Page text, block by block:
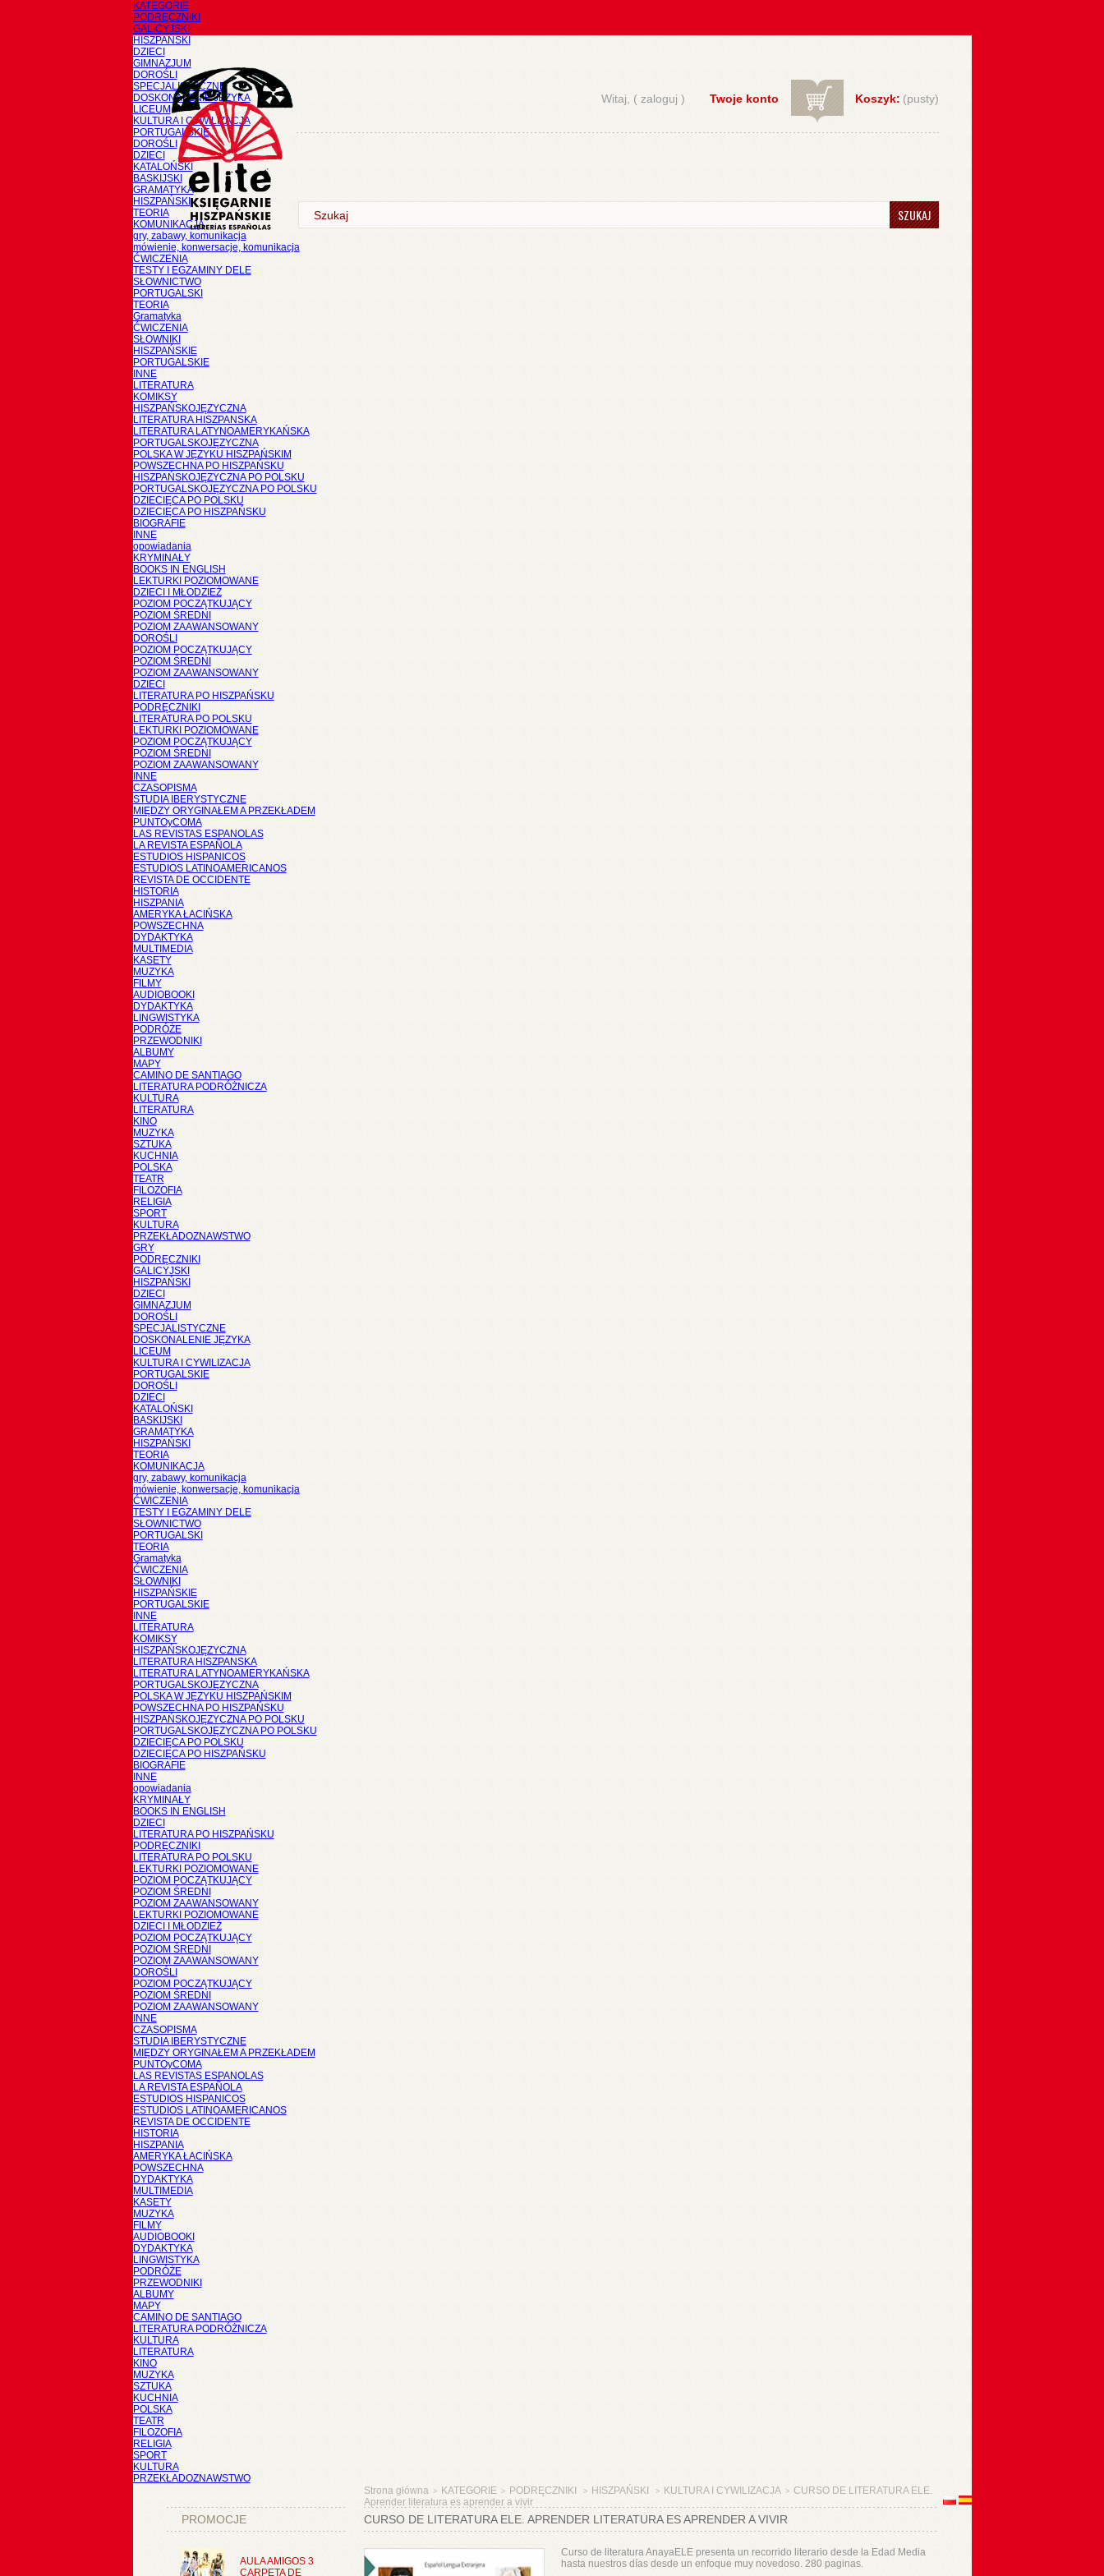
KATEGORIE
PODRĘCZNIKI
GALICYJSKI
HISZPAŃSKI
DZIECI
GIMNAZJUM
DOROŚLI
SPECJALISTYCZNE
DOSKONALENIE JĘZYKA
LICEUM
KULTURA I CYWILIZACJA
PORTUGALSKIE
DOROŚLI
DZIECI
KATALOŃSKI
BASKIJSKI
GRAMATYKA
HISZPAŃSKI
TEORIA
KOMUNIKACJA
gry, zabawy, komunikacja
mówienie, konwersacje, komunikacja
ĆWICZENIA
TESTY I EGZAMINY DELE
SŁOWNICTWO
PORTUGALSKI
TEORIA
Gramatyka
ĆWICZENIA
SŁOWNIKI
HISZPAŃSKIE
PORTUGALSKIE
INNE
LITERATURA
KOMIKSY
HISZPAŃSKOJĘZYCZNA
LITERATURA HISZPANSKA
LITERATURA LATYNOAMERYKAŃSKA
PORTUGALSKOJĘZYCZNA
POLSKA W JĘZYKU HISZPAŃSKIM
POWSZECHNA PO HISZPAŃSKU
HISZPAŃSKOJĘZYCZNA PO POLSKU
PORTUGALSKOJĘZYCZNA PO POLSKU
DZIECIĘCA PO POLSKU
DZIECIĘCA PO HISZPAŃSKU
BIOGRAFIE
INNE
opowiadania
KRYMINAŁY
BOOKS IN ENGLISH
LEKTURKI POZIOMOWANE
DZIECI I MŁODZIEŻ
POZIOM POCZĄTKUJĄCY
POZIOM ŚREDNI
POZIOM ZAAWANSOWANY
DOROŚLI
POZIOM POCZĄTKUJĄCY
POZIOM ŚREDNI
POZIOM ZAAWANSOWANY
DZIECI
LITERATURA PO HISZPAŃSKU
PODRĘCZNIKI
LITERATURA PO POLSKU
LEKTURKI POZIOMOWANE
POZIOM POCZĄTKUJĄCY
POZIOM ŚREDNI
POZIOM ZAAWANSOWANY
INNE
CZASOPISMA
STUDIA IBERYSTYCZNE
MIĘDZY ORYGINAŁEM A PRZEKŁADEM
PUNTOyCOMA
LAS REVISTAS ESPANOLAS
LA REVISTA ESPAÑOLA
ESTUDIOS HISPANICOS
ESTUDIOS LATINOAMERICANOS
REVISTA DE OCCIDENTE
HISTORIA
HISZPANIA
AMERYKA ŁACIŃSKA
POWSZECHNA
DYDAKTYKA
MULTIMEDIA
KASETY
MUZYKA
FILMY
AUDIOBOOKI
DYDAKTYKA
LINGWISTYKA
PODRÓŻE
PRZEWODNIKI
ALBUMY
MAPY
CAMINO DE SANTIAGO
LITERATURA PODRÓŻNICZA
KULTURA
LITERATURA
KINO
MUZYKA
SZTUKA
KUCHNIA
POLSKA
TEATR
FILOZOFIA
RELIGIA
SPORT
KULTURA
PRZEKŁADOZNAWSTWO
GRY
PODRĘCZNIKI
GALICYJSKI
HISZPAŃSKI
DZIECI
GIMNAZJUM
DOROŚLI
SPECJALISTYCZNE
DOSKONALENIE JĘZYKA
LICEUM
KULTURA I CYWILIZACJA
PORTUGALSKIE
DOROŚLI
DZIECI
KATALOŃSKI
BASKIJSKI
GRAMATYKA
HISZPAŃSKI
TEORIA
KOMUNIKACJA
gry, zabawy, komunikacja
mówienie, konwersacje, komunikacja
ĆWICZENIA
TESTY I EGZAMINY DELE
SŁOWNICTWO
PORTUGALSKI
TEORIA
Gramatyka
ĆWICZENIA
SŁOWNIKI
HISZPAŃSKIE
PORTUGALSKIE
INNE
LITERATURA
KOMIKSY
HISZPAŃSKOJĘZYCZNA
LITERATURA HISZPANSKA
LITERATURA LATYNOAMERYKAŃSKA
PORTUGALSKOJĘZYCZNA
POLSKA W JĘZYKU HISZPAŃSKIM
POWSZECHNA PO HISZPAŃSKU
HISZPAŃSKOJĘZYCZNA PO POLSKU
PORTUGALSKOJĘZYCZNA PO POLSKU
DZIECIĘCA PO POLSKU
DZIECIĘCA PO HISZPAŃSKU
BIOGRAFIE
INNE
opowiadania
KRYMINAŁY
BOOKS IN ENGLISH
DZIECI
LITERATURA PO HISZPAŃSKU
PODRĘCZNIKI
LITERATURA PO POLSKU
LEKTURKI POZIOMOWANE
POZIOM POCZĄTKUJĄCY
POZIOM ŚREDNI
POZIOM ZAAWANSOWANY
LEKTURKI POZIOMOWANE
DZIECI I MŁODZIEŻ
POZIOM POCZĄTKUJĄCY
POZIOM ŚREDNI
POZIOM ZAAWANSOWANY
DOROŚLI
POZIOM POCZĄTKUJĄCY
POZIOM ŚREDNI
POZIOM ZAAWANSOWANY
INNE
CZASOPISMA
STUDIA IBERYSTYCZNE
MIĘDZY ORYGINAŁEM A PRZEKŁADEM
PUNTOyCOMA
LAS REVISTAS ESPANOLAS
LA REVISTA ESPAÑOLA
ESTUDIOS HISPANICOS
ESTUDIOS LATINOAMERICANOS
REVISTA DE OCCIDENTE
HISTORIA
HISZPANIA
AMERYKA ŁACIŃSKA
POWSZECHNA
DYDAKTYKA
MULTIMEDIA
KASETY
MUZYKA
FILMY
AUDIOBOOKI
DYDAKTYKA
LINGWISTYKA
PODRÓŻE
PRZEWODNIKI
ALBUMY
MAPY
CAMINO DE SANTIAGO
LITERATURA PODRÓŻNICZA
KULTURA
LITERATURA
KINO
MUZYKA
SZTUKA
KUCHNIA
POLSKA
TEATR
FILOZOFIA
RELIGIA
SPORT
KULTURA
PRZEKŁADOZNAWSTWO
Koszyk: (pusty)
Twoje konto
Witaj, ( zaloguj )
SZUKAJ
PROMOCJE
AULA AMIGOS 3
CARPETA DE
Strona główna > KATEGORIE > PODRĘCZNIKI > HISZPAŃSKI > KULTURA I CYWILIZACJA > CURSO DE LITERATURA ELE.
Aprender literatura es aprender a vivir
CURSO DE LITERATURA ELE. APRENDER LITERATURA ES APRENDER A VIVIR
Curso de literatura AnayaELE presenta un recorrido literario desde la Edad Media
hasta nuestros días desde un enfoque muy novedoso. 280 paginas.